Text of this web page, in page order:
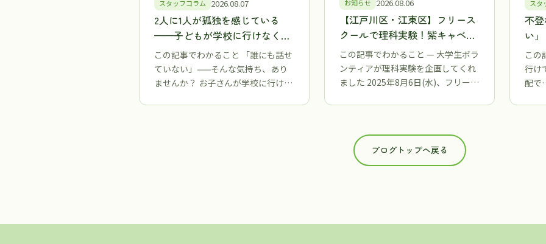
スタッフコラム 2026.08.07
2人に1人が孤独を感じている
——子どもが学校に行けなくな
ったとき、保護者が「つながれ
る場所」を持つことが大切な理
由【江戸川区・江東区】
この記事でわかること 「誰にも話せ
ていない」——そんな気持ち、あり
ませんか？ お子さんが学校に行けな
お知らせ 2026.08.06
【江戸川区・江東区】フリース
クールで理科実験！紫キャベツ
の色が変わる不思議を大学生ボ
ランティアと体験しました
この記事でわかること — 大学生ボラ
ンティアが理科実験を企画してくれ
ました 2025年8月6日(水)、フリー…
スタ
不
い
考
第
区】
この
行け
配で
ブログトップへ戻る